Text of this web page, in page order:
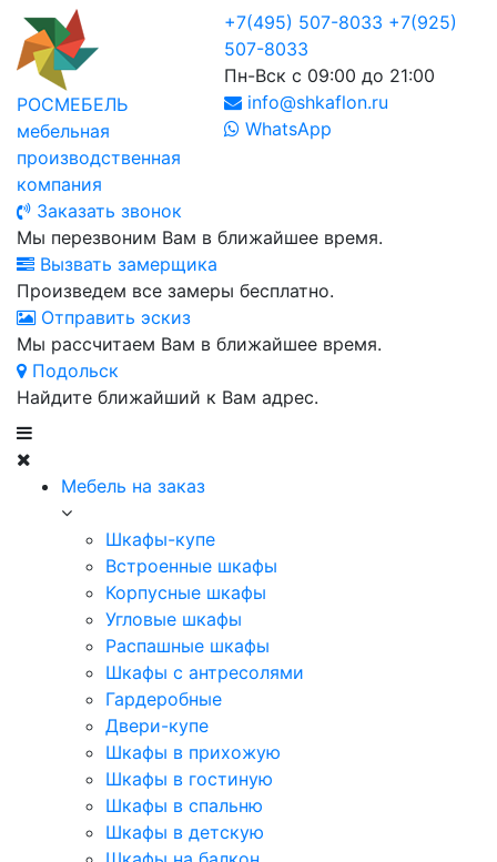
РОСМЕБЕЛЬ
мебельная
производственная
компания
+7(495) 507-8033 +7(925)
507-8033
Пн-Вск с 09:00 до 21:00
info@shkaflon.ru
WhatsApp
Заказать звонок
Мы перезвоним Вам в ближайшее время.
Вызвать замерщика
Произведем все замеры бесплатно.
Отправить эскиз
Мы рассчитаем Вам в ближайшее время.
Подольск
Найдите ближайший к Вам адрес.
Мебель на заказ
Шкафы-купе
Встроенные шкафы
Корпусные шкафы
Угловые шкафы
Распашные шкафы
Шкафы с антресолями
Гардеробные
Двери-купе
Шкафы в прихожую
Шкафы в гостиную
Шкафы в спальню
Шкафы в детскую